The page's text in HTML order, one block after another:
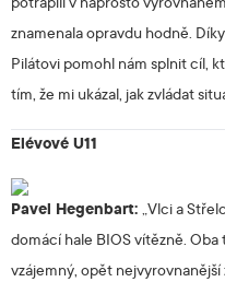
potrápili v naprosto
znamenala opravdu hodně.
Pilátovi pomohl nám splnit cíl,
tím, že mi ukázal, jak zvládat
Elévové U11
Pavel Hegenbart: „Vlci a
domácí hale BIOS vítězně.
vzájemný, opět